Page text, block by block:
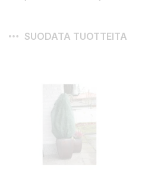
SUODATA TUOTTEITA